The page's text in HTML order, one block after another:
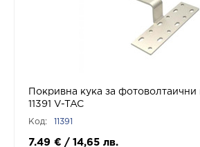
Покривна кука за фотоволтаични
11391 V-TAC
Код: 11391
7.49 € / 14,65 лв.